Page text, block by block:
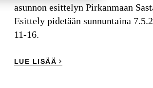
asunnon esittelyn Pirkanmaan
Esittely pidetään sunnuntaina
11-16.
LUE LISÄÄ